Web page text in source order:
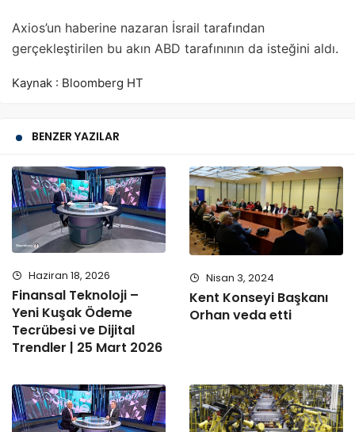
Axios’un haberine nazaran İsrail tarafından
gerçekleştirilen bu akın ABD tarafınının da isteğini aldı.
Kaynak : Bloomberg HT
BENZER YAZILAR
Haziran 18, 2026
Finansal Teknoloji –
Yeni Kuşak Ödeme
Tecrübesi ve Dijital
Trendler | 25 Mart 2026
Nisan 3, 2024
Kent Konseyi Başkanı
Orhan veda etti